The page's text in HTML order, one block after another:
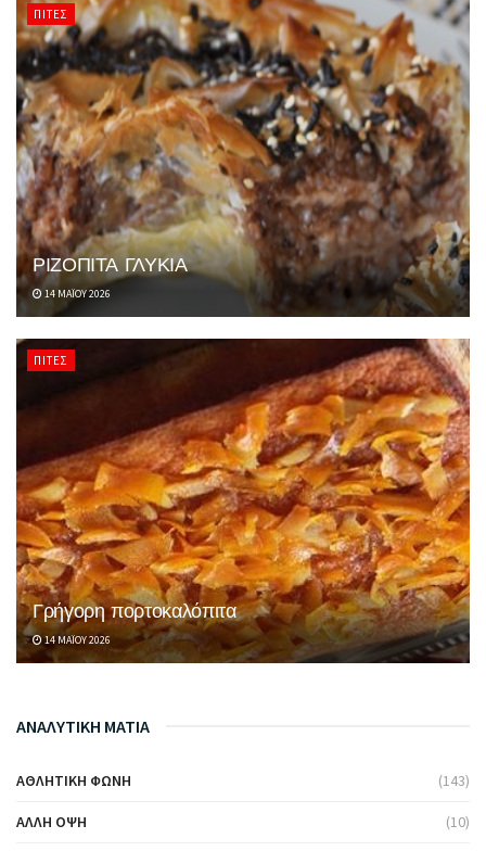
ΠΊΤΕΣ
ΡΙΖΟΠΙΤΑ ΓΛΥΚΙΑ
14 ΜΑΪ́ΟΥ 2026
ΠΊΤΕΣ
Γρήγορη πορτοκαλόπιτα
14 ΜΑΪ́ΟΥ 2026
ΑΝΑΛΥΤΙΚΗ ΜΑΤΙΑ
ΑΘΛΗΤΙΚΉ ΦΩΝΉ (143)
ΆΛΛΗ ΌΨΗ (10)